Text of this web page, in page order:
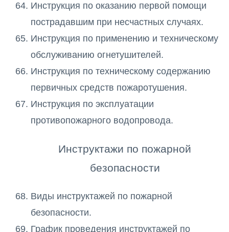
Инструкция по оказанию первой помощи
пострадавшим при несчастных случаях.
Инструкция по применению и техническому
обслуживанию огнетушителей.
Инструкция по техническому содержанию
первичных средств пожаротушения.
Инструкция по эксплуатации
противопожарного водопровода.
Инструктажи по пожарной
безопасности
Виды инструктажей по пожарной
безопасности.
График проведения инструктажей по